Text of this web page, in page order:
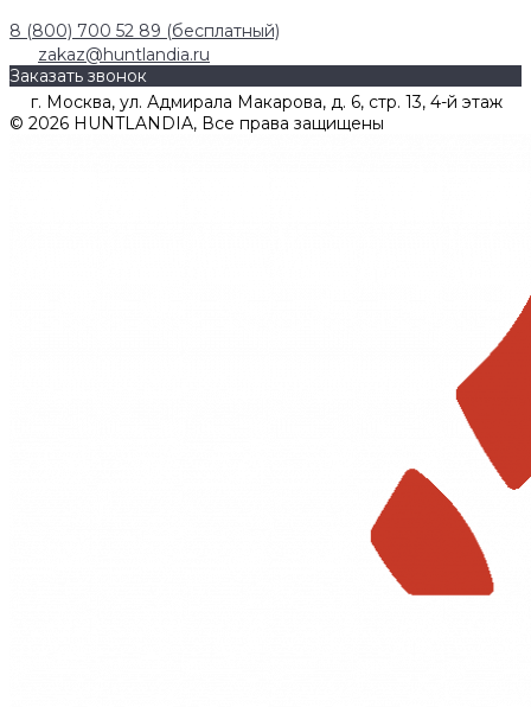
8 (800) 700 52 89 (бесплатный)
zakaz@huntlandia.ru
Заказать звонок
г. Москва, ул. Адмирала Макарова, д. 6, стр. 13, 4-й этаж
© 2026 HUNTLANDIA, Все права защищены